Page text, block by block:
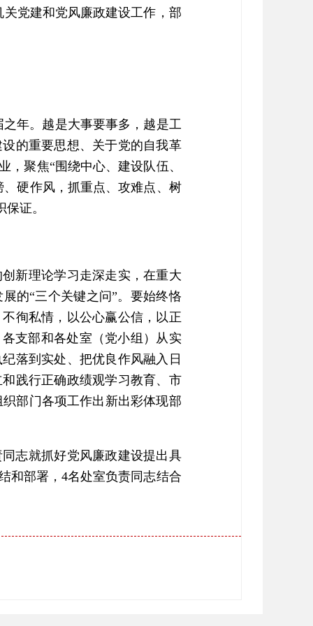
党建和党风廉政建设工作，部
年。越是大事要事多，越是工
的重要思想、关于党的自我革
聚焦“围绕中心、建设队伍、
硬作风，抓重点、攻难点、树
证。
新理论学习走深走实，在重大
的“三个关键之问”。要始终恪
徇私情，以公心赢公信，以正
支部和各处室（党小组）从实
落到实处、把优良作风融入日
践行正确政绩观学习教育、市
部门各项工作出新出彩体现部
志就抓好党风廉政建设提出具
和部署，4名处室负责同志结合